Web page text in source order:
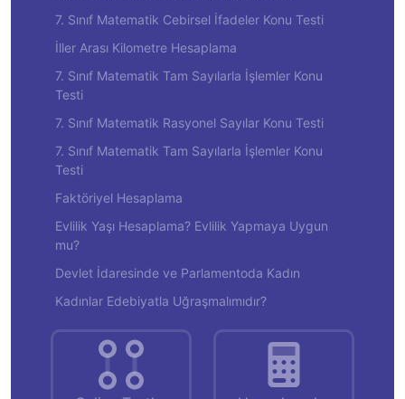
7. Sınıf Matematik Cebirsel İfadeler Konu Testi
İller Arası Kilometre Hesaplama
7. Sınıf Matematik Tam Sayılarla İşlemler Konu
Testi
7. Sınıf Matematik Rasyonel Sayılar Konu Testi
7. Sınıf Matematik Tam Sayılarla İşlemler Konu
Testi
Faktöriyel Hesaplama
Evlilik Yaşı Hesaplama? Evlilik Yapmaya Uygun
mu?
Devlet İdaresinde ve Parlamentoda Kadın
Kadınlar Edebiyatla Uğraşmalımıdır?